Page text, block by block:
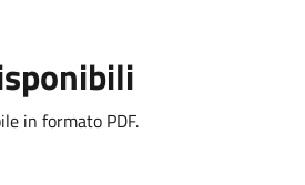
in formato PDF.